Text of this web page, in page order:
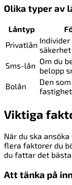
Olika typer av
Låntyp
Privatlån
säkerhet
Sms-lån Om du
belopp
Bolån
Den
fastighet
Viktiga
När du ska
flera faktorer du
du fattar det
Att tänka på